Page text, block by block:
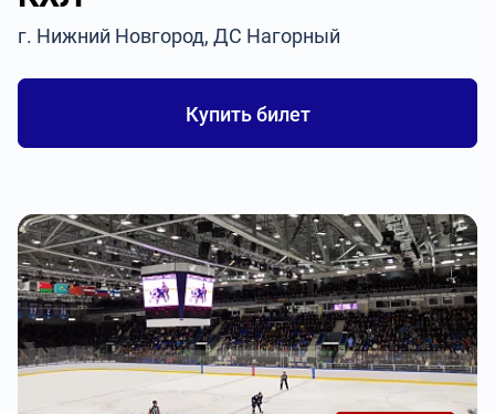
г. Нижний Новгород, ДС Нагорный
Купить билет